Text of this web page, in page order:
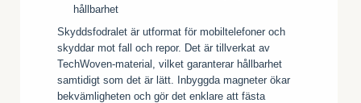
hållbarhet
Skyddsfodralet är utformat för mobiltelefoner och
skyddar mot fall och repor. Det är tillverkat av
TechWoven-material, vilket garanterar hållbarhet
samtidigt som det är lätt. Inbyggda magneter ökar
bekvämligheten och gör det enklare att fästa